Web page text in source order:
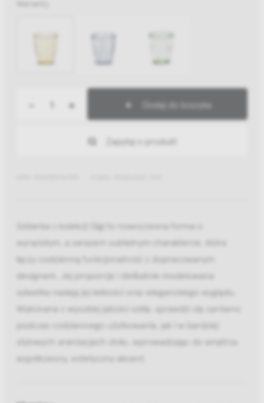
Warianty
+ Dodaj do koszyka
Zapytaj o produkt
Szklanka z kolekcji Gigi to nowoczesna forma o
wyrazistym, a zarazem subtelnym charakterze, która
łączy codzienną funkcjonalność z dopracowanym
designem. Jej proporcje i delikatnie modelowana
sylwetka nadają jej lekkości oraz eleganckiego wyglądu.
Wykonana z wysokiej jakości szkła, sprawdzi się zarówno
podczas codziennego użytkowania, jak i w bardziej
stylowych aranżacjach stołu, wprowadzając do wnętrza
współczesny, estetyczny akcent.